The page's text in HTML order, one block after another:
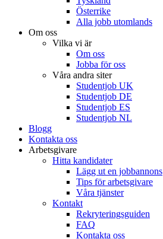
Österrike
Alla jobb utomlands
Om oss
Vilka vi är
Om oss
Jobba för oss
Våra andra siter
Studentjob UK
Studentjob DE
Studentjob ES
Studentjob NL
Blogg
Kontakta oss
Arbetsgivare
Hitta kandidater
Lägg ut en jobbannons
Tips för arbetsgivare
Våra tjänster
Kontakt
Rekryteringsguiden
FAQ
Kontakta oss